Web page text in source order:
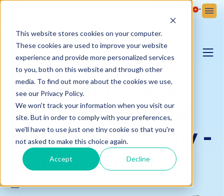
This website stores cookies on your computer.
These cookies are used to improve your website
experience and provide more personalized services
to you, both on this website and through other
media. To find out more about the cookies we use,
see our Privacy Policy.
We won't track your information when you visit our
site. But in order to comply with your preferences,
we'll have to use just one tiny cookie so that you're
not asked to make this choice again.
Accept Decline
TIN TỨC
BLOG YÊU CON
BẢN TIN VICTORIA
Khám phá Trường
học Hạnh phúc tại
ngày hội Open Day -
Victoria School
06.12.2024 Victoria School